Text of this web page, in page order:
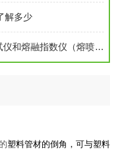
解多少
XNR-400H型溶体流动速率测试仪和熔融指数仪（熔喷布/PP料）
塑料管材的倒角，可与塑料